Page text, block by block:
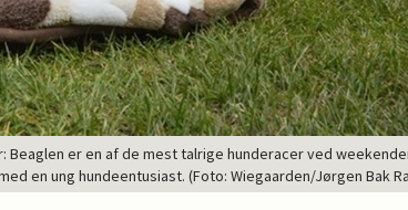
er en af de mest talrige hunderacer ved
en ung hundeentusiast. (Foto: Wiegaarden/Jørgen Bak